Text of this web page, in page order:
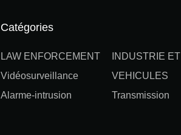
Catégories
INDUSTRIE ET
VEHICULES
LAW ENFORCEMENT
Vidéosurveillance
Transmission
Alarme-intrusion